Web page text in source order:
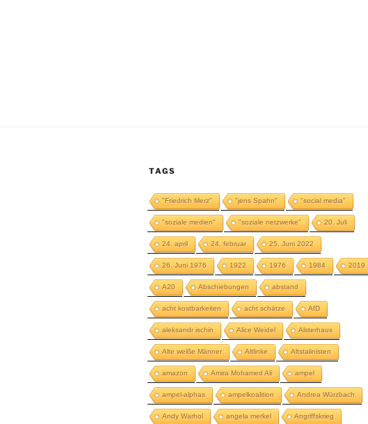
TAGS
"Friedrich Merz" "jens Spahn" "social media"
"soziale medien" "soziale netzwerke" 20. Juli
24. april 24. februar 25. Juni 2022
26. Juni 1976 1922 1976 1984 2019
A20 Abschiebungen abstand
acht kostbarkeiten acht schätze AfD
aleksandr ischin Alice Weidel Alsterhaus
Alte weiße Männer Altlinke Altstalinisten
amazon Amira Mohamed Ali ampel
ampel-alphas ampelkoalition Andrea Würzbach
Andy Warhol angela merkel Angriffskrieg